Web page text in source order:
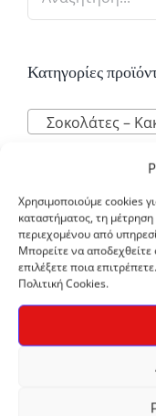
Χρησιμοποιούμε cookies
καταστήματος, τη
περιεχομένου από
Μπορείτε να
επιλέξετε ποια
Πολιτική Cookies.
Κατηγορίες
Σοκολάτες –
ΩΡΑΡΙΟ